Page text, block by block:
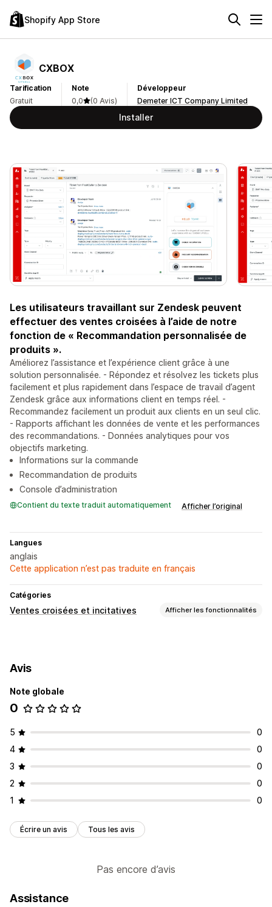
Shopify App Store
CXBOX
Tarification
Gratuit
Note
0,0
(0 Avis)
Développeur
Demeter ICT Company Limited
Installer
Les utilisateurs travaillant sur Zendesk peuvent
effectuer des ventes croisées à l’aide de notre
fonction de « Recommandation personnalisée de
produits ».
Améliorez l’assistance et l’expérience client grâce à une
solution personnalisée. - Répondez et résolvez les tickets plus
facilement et plus rapidement dans l’espace de travail d’agent
Zendesk grâce aux informations client en temps réel. -
Recommandez facilement un produit aux clients en un seul clic.
- Rapports affichant les données de vente et les performances
des recommandations. - Données analytiques pour vos
objectifs marketing.
Informations sur la commande
Recommandation de produits
Console d’administration
Contient du texte traduit automatiquement Afficher l’original
Langues
anglais
Cette application n’est pas traduite en français
Catégories
Ventes croisées et incitatives Afficher les fonctionnalités
Recommandations de produits
Recommandations basées sur l’IA
Avis
Note globale
0
5
0
4
0
3
0
2
0
1
0
Écrire un avis Tous les avis
Pas encore d’avis
Assistance